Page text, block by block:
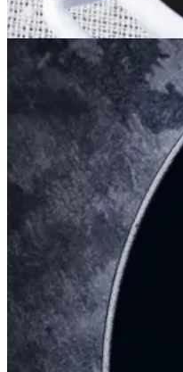
Sommermad
BraiseretBraiseret
oksetværreboksetvæ
rreb
Gem opskrift